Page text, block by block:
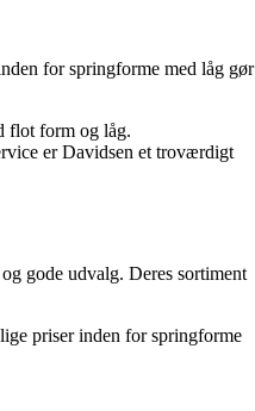
for springforme med låg gør
flot form og låg.
er Davidsen et troværdigt
gode udvalg. Deres sortiment
priser inden for springforme